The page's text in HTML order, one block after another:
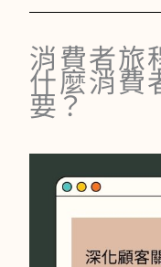
消費者旅
什麼消費
要？